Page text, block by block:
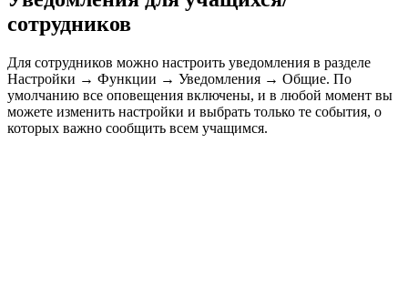
сотрудников
Для сотрудников можно настроить уведомления в разделе
Настройки → Функции → Уведомления → Общие. По
умолчанию все оповещения включены, и в любой момент вы
можете изменить настройки и выбрать только те события, о
которых важно сообщить всем учащимся.